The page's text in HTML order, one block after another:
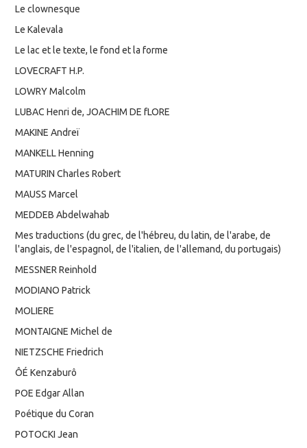
Le clownesque
Le Kalevala
Le lac et le texte, le fond et la forme
LOVECRAFT H.P.
LOWRY Malcolm
LUBAC Henri de, JOACHIM DE fLORE
MAKINE Andreï
MANKELL Henning
MATURIN Charles Robert
MAUSS Marcel
MEDDEB Abdelwahab
Mes traductions (du grec, de l'hébreu, du latin, de l'arabe, de
l'anglais, de l'espagnol, de l'italien, de l'allemand, du portugais)
MESSNER Reinhold
MODIANO Patrick
MOLIERE
MONTAIGNE Michel de
NIETZSCHE Friedrich
ÔÉ Kenzaburô
POE Edgar Allan
Poétique du Coran
POTOCKI Jean